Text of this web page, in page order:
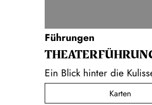
Führungen
Ein Blick hinter die
Karten